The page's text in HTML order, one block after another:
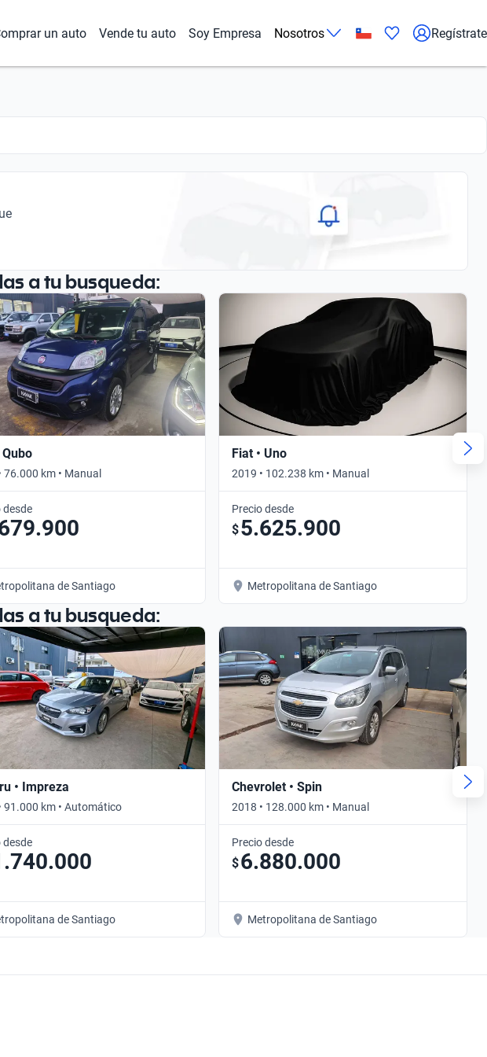
un auto Vende tu auto Soy Empresa Nosotros Regístrate
a tu busqueda:
Qubo
76.000 km • Manual
desde
de Santiago
Fiat • Uno
2019 • 102.238 km • Manual
Precio desde
$5.625.900
Metropolitana de Santiago
a tu busqueda:
• Impreza
91.000 km • Automático
desde
de Santiago
Chevrolet • Spin
2018 • 128.000 km • Manual
Precio desde
$6.880.000
Metropolitana de Santiago